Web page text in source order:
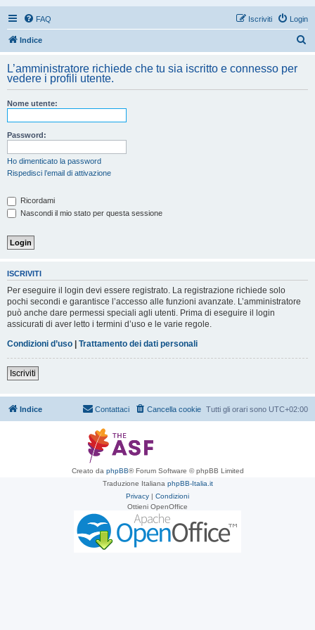
FAQ Login
Iscriviti
Indice
c
L’amministratore richiede che tu sia iscritto e connesso per
vedere i profili utente.
Nome utente:
Password:
Ho dimenticato la password
Rispedisci l’email di attivazione
Ricordami
Nascondi il mio stato per questa sessione
ISCRIVITI
Per eseguire il login devi essere registrato. La registrazione richiede solo
pochi secondi e garantisce l’accesso alle funzioni avanzate. L’amministratore
può anche dare permessi speciali agli utenti. Prima di eseguire il login
assicurati di aver letto i termini d’uso e le varie regole.
Condizioni d’uso | Trattamento dei dati personali
Iscriviti
Indice Tutti gli orari sono UTC+02:00
Cancella cookie
Contattaci
Creato da phpBB® Forum Software © phpBB Limited
Traduzione Italiana phpBB-Italia.it
Privacy | Condizioni
Ottieni OpenOffice